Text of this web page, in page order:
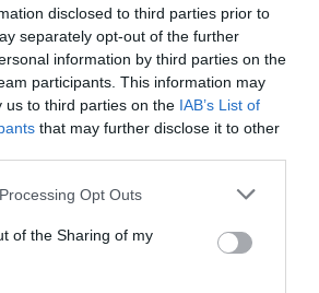
disclosed to third parties prior to
separately opt-out of the further
information by third parties on the
participants. This information may
us to third parties on the IAB’s List of
that may further disclose it to other
Opt Outs
of the Sharing of my
Imprimir